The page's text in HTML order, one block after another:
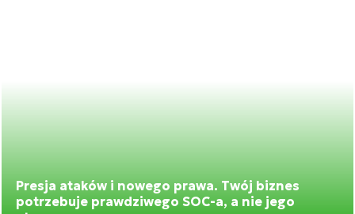
Presja ataków i nowego prawa. Twój biznes
potrzebuje prawdziwego SOC-a, a nie jego